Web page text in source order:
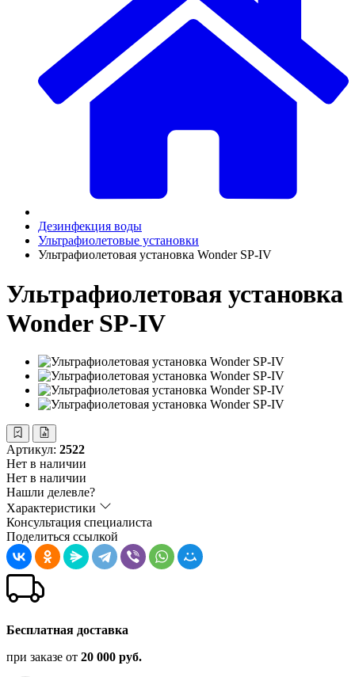
Дезинфекция воды
Ультрафиолетовые установки
Ультрафиолетовая установка Wonder SP-IV
Ультрафиолетовая установка
Wonder SP-IV
Артикул: 2522
Нет в наличии
Нет в наличии
Нашли делевле?
Характеристики
Консультация специалиста
Поделиться ссылкой
Бесплатная доставка
при заказе от 20 000 руб.